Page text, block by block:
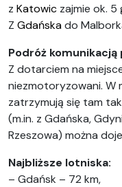
z Katowic zajmie ok. 5
Z Gdańskado
Podróż
Z dotarciem na
niezmotoryzowani. W
zatrzymują się tam
(m.in. z Gdańska,
Rzeszowa) można
Najbliższe lotniska:
– Gdańsk – 72 km,